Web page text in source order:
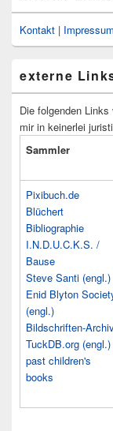
Kontakt | Impressum
externe
Die folgenden
mir in keinerlei
Sammler
Pixibuch.de
Blüchert
Bibliographie
I.N.D.U.C.K.S. /
Bause
Steve Santi (engl.)
Enid Blyton
(engl.)
Bildschriften-
TuckDB.org (engl.)
past children's
books